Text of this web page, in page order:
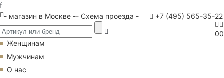
f
- магазин в Москве -- Схема проезда - +7 (495) 565-35-22
00
Женщинам
Мужчинам
О нас